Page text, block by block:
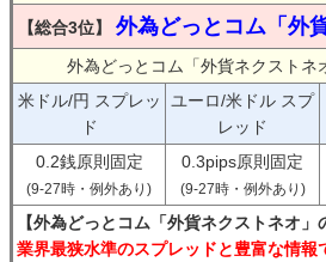
【総合3位】 外為どっとコム「外
外為どっとコム「外貨ネクストネ
米ドル/円 スプレッ
ド
ユーロ/米ドル スプ
レッド
0.2銭原則固定
(9-27時・例外あり)
0.3pips原則固定
(9-27時・例外あり)
【外為どっとコム「外貨ネクストネオ」
業界最狭水準のスプレッドと豊富な情報